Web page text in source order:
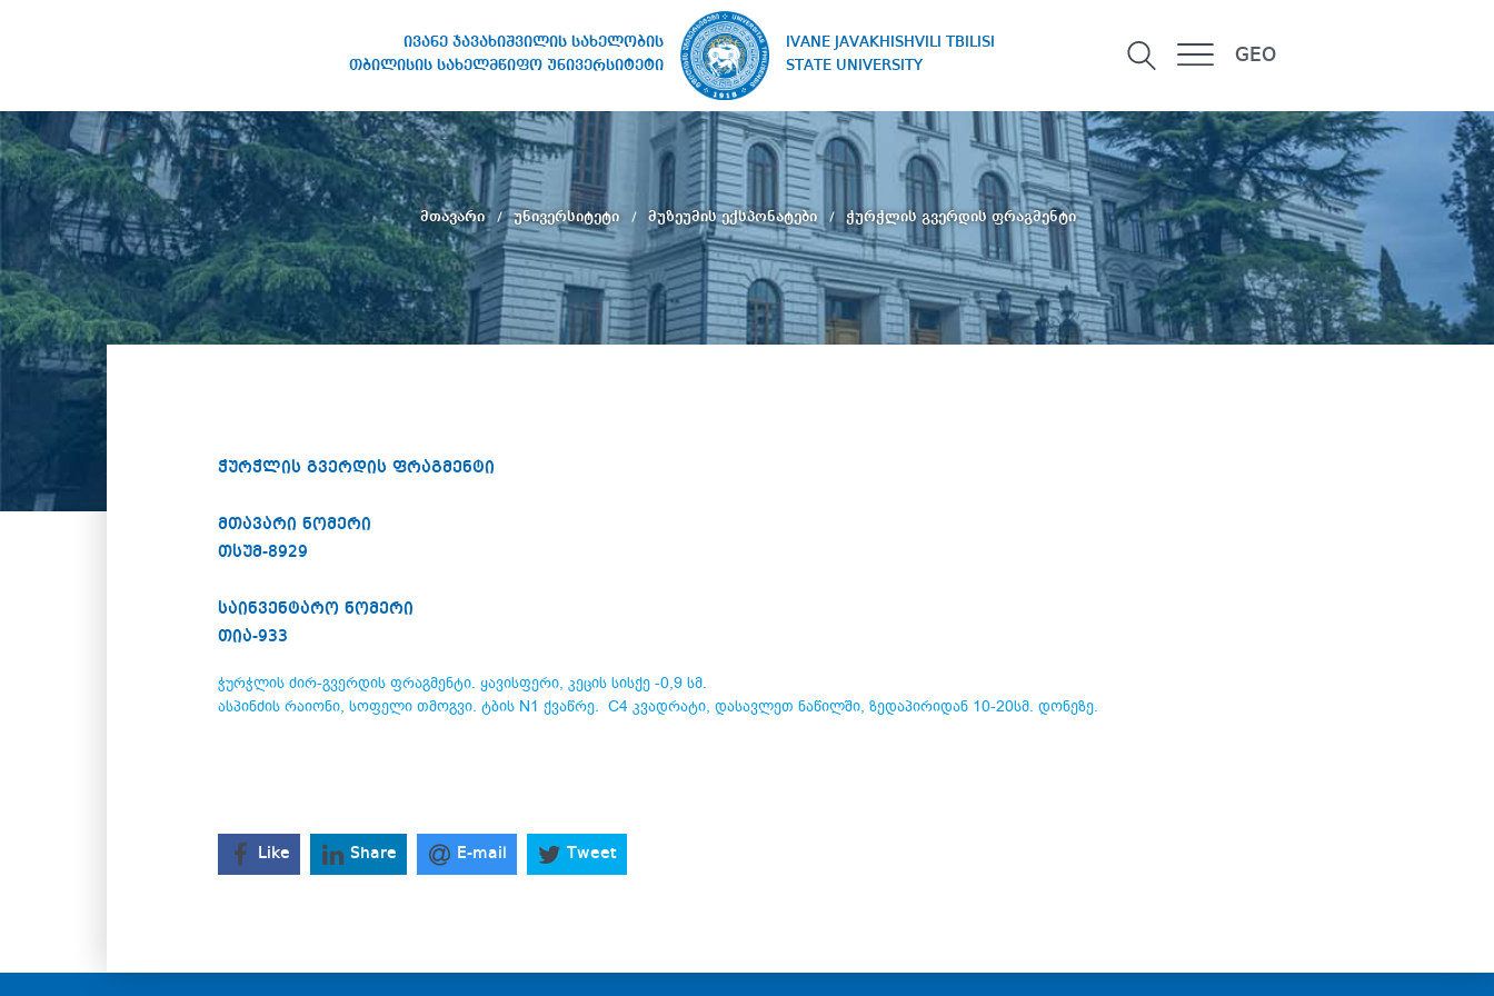
ივანე ჯავახიშვილის სახელობის
თბილისის სახელმწიფო უნივერსიტეტი
IVANE JAVAKHISHVILI TBILISI
STATE UNIVERSITY
GEO
სახელობის თბილისის
სახელმწიფო უნივერსიტეტი
მთავარი უნივერსიტეტი მუზეუმის ექსპონატები ჭურჭლის გვერდის ფრაგმენტი
ჭურჭლის გვერდის ფრაგმენტი
მთავარი ნომერი
თსუმ-8929
საინვენტარო ნომერი
თია-933
ჭურჭლის ძირ-გვერდის ფრაგმენტი. ყავისფერი, კეცის სისქე -0,9 სმ.
ასპინძის რაიონი, სოფელი თმოგვი. ტბის N1 ქვაწრე. C4 კვადრატი, დასავლეთ ნაწილში, ზედაპირიდან 10-20სმ. დონეზე.
Like Share E-mail Tweet